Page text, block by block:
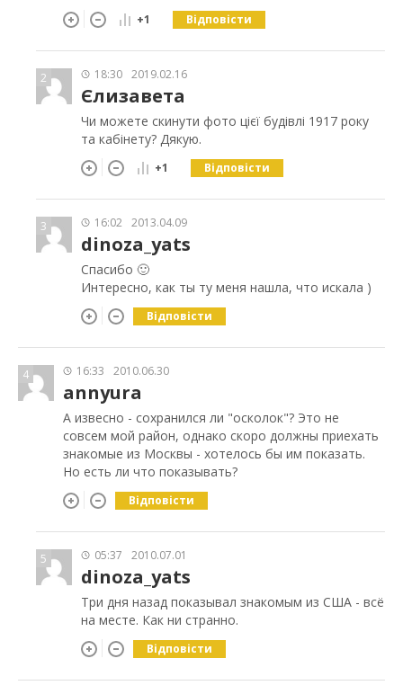
+1 Відповісти
2 18:30 2019.02.16
Єлизавета
Чи можете скинути фото цієї будівлі 1917 року
та кабінету? Дякую.
+1 Відповісти
3 16:02 2013.04.09
dinoza_yats
Спасибо 🙂
Интересно, как ты ту меня нашла, что искала )
Відповісти
4 16:33 2010.06.30
annyura
А извесно - сохранился ли "осколок"? Это не
совсем мой район, однако скоро должны приехать
знакомые из Москвы - хотелось бы им показать.
Но есть ли что показывать?
Відповісти
5 05:37 2010.07.01
dinoza_yats
Три дня назад показывал знакомым из США - всё
на месте. Как ни странно.
Відповісти